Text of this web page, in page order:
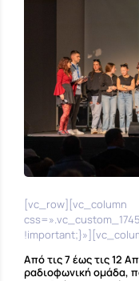
[vc_row][vc_column
Από τις 7 έως τις 12
ραδιοφωνική ομάδα,